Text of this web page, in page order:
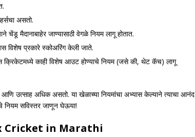
असतो.
चेंडू मैदानाबाहेर जाण्यासाठी वेगळे नियम लागू होतात.
विशेष प्रकारे स्कोअरिंग केली जाते.
क्रिकेटमध्ये काही विशेष आउट होण्याचे नियम (जसे की, थेट कॅच) लागू
उत्साह अधिक असतो. या खेळाच्या नियमांचा अभ्यास केल्याने त्याचा आनंद
नियम सविस्तर जाणून घेऊया!
Cricket in Marathi